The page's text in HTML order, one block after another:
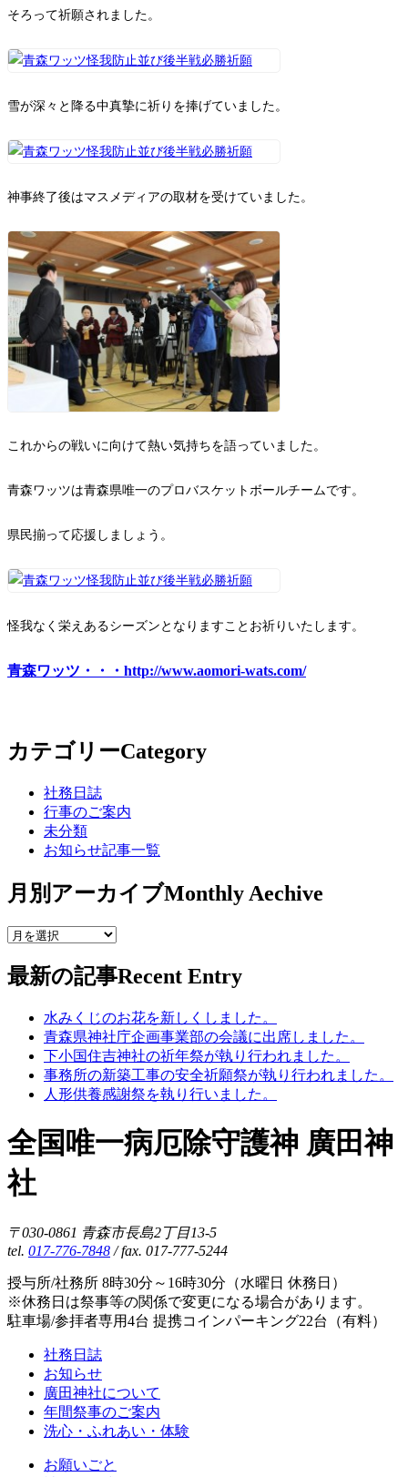
そろって祈願されました。
雪が深々と降る中真摯に祈りを捧げていました。
神事終了後はマスメディアの取材を受けていました。
これからの戦いに向けて熱い気持ちを語っていました。
青森ワッツは青森県唯一のプロバスケットボールチームです。
県民揃って応援しましょう。
怪我なく栄えあるシーズンとなりますことお祈りいたします。
青森ワッツ・・・http://www.aomori-wats.com/
カテゴリーCategory
社務日誌
行事のご案内
未分類
お知らせ記事一覧
月別アーカイブMonthly Aechive
最新の記事Recent Entry
水みくじのお花を新しくしました。
青森県神社庁企画事業部の会議に出席しました。
下小国住吉神社の祈年祭が執り行われました。
事務所の新築工事の安全祈願祭が執り行われました。
人形供養感謝祭を執り行いました。
全国唯一病厄除守護神 廣田神
社
〒030-0861 青森市長島2丁目13-5
tel. 017-776-7848 / fax. 017-777-5244
授与所/社務所 8時30分～16時30分（水曜日 休務日）
※休務日は祭事等の関係で変更になる場合があります。
駐車場/参拝者専用4台 提携コインパーキング22台（有料）
社務日誌
お知らせ
廣田神社について
年間祭事のご案内
洗心・ふれあい・体験
お願いごと